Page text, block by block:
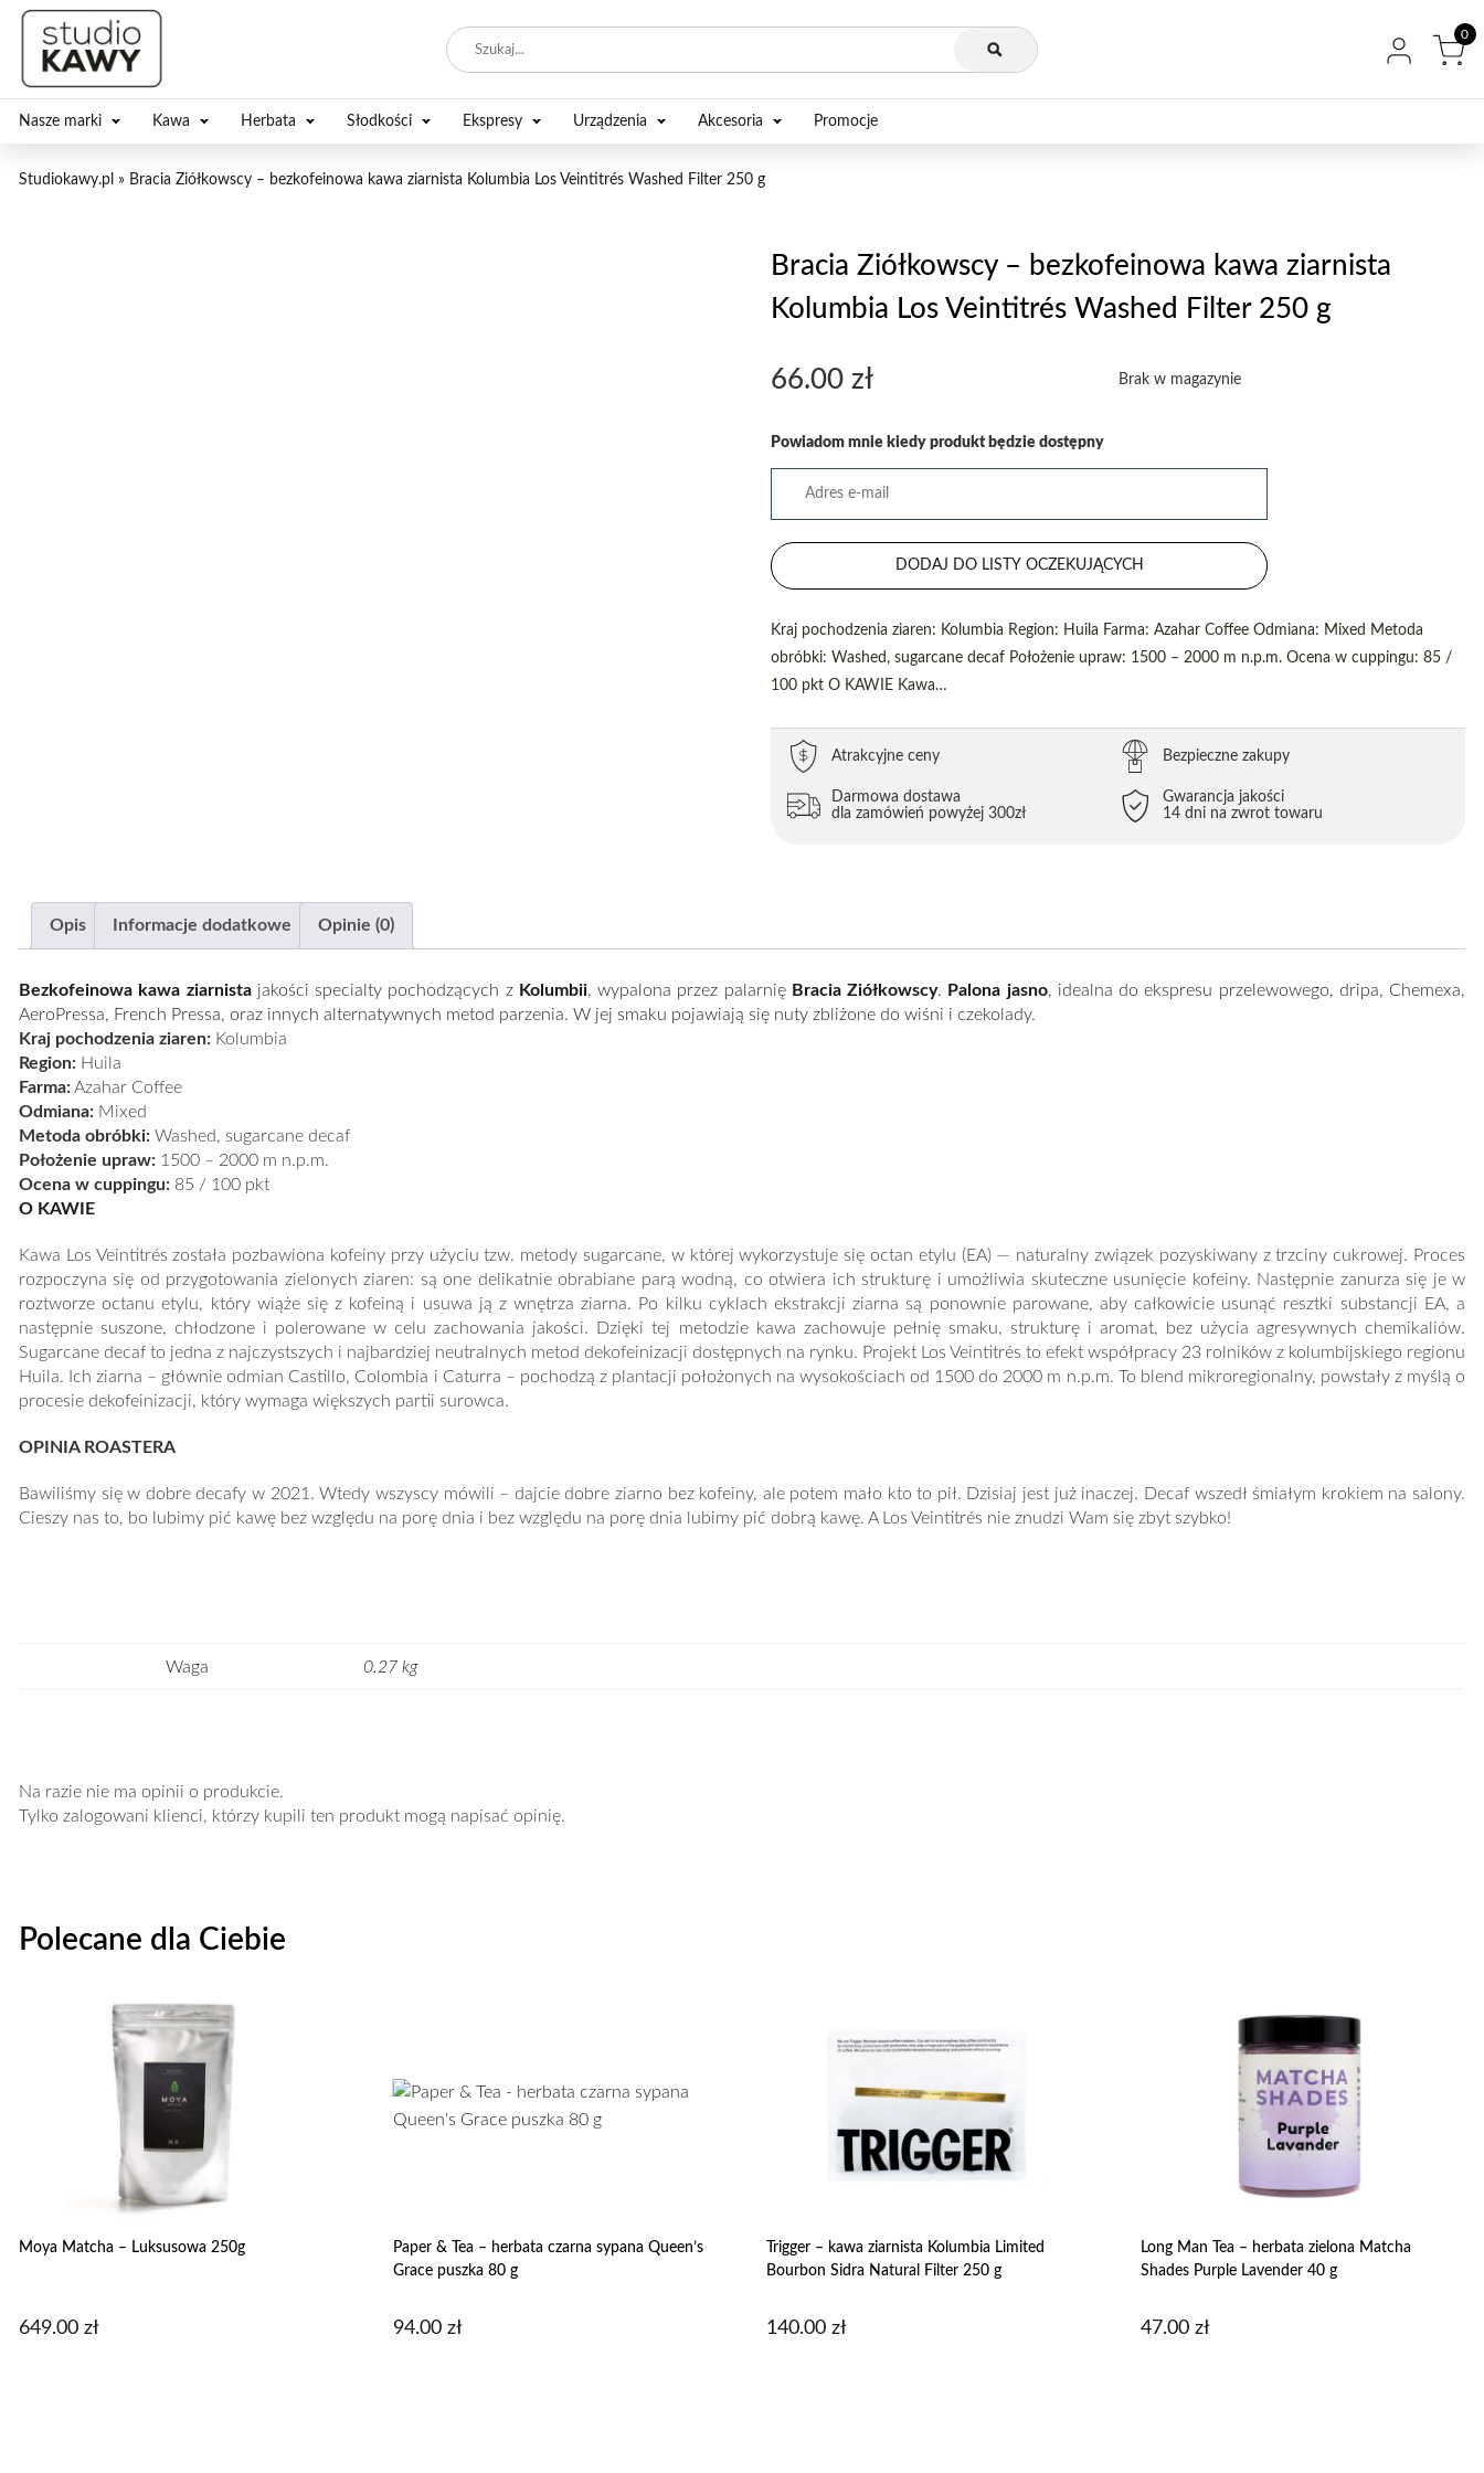
0
Nasze marki Kawa Herbata Słodkości Ekspresy Urządzenia Akcesoria Promocje
Studiokawy.pl » Bracia Ziółkowscy – bezkofeinowa kawa ziarnista Kolumbia Los Veintitrés Washed Filter 250 g
Bracia Ziółkowscy – bezkofeinowa kawa ziarnista
Kolumbia Los Veintitrés Washed Filter 250 g
66.00zł Brak w magazynie
Powiadom mnie kiedy produkt będzie dostępny
DODAJ DO LISTY OCZEKUJĄCYCH
Kraj pochodzenia ziaren: Kolumbia Region: Huila Farma: Azahar Coffee Odmiana: Mixed Metoda
obróbki: Washed, sugarcane decaf Położenie upraw: 1500 – 2000 m n.p.m. Ocena w cuppingu: 85 /
100 pkt O KAWIE Kawa…
Atrakcyjne ceny Bezpieczne zakupy
Darmowa dostawa
dla zamówień powyżej 300zł
Gwarancja jakości
14 dni na zwrot towaru
Opis Informacje dodatkowe Opinie (0)
Bezkofeinowa kawa ziarnista jakości specialty pochodzących z Kolumbii, wypalona przez palarnię Bracia Ziółkowscy. Palona jasno, idealna do ekspresu przelewowego, dripa, Chemexa,
AeroPressa, French Pressa, oraz innych alternatywnych metod parzenia. W jej smaku pojawiają się nuty zbliżone do wiśni i czekolady.
Kraj pochodzenia ziaren: Kolumbia
Region: Huila
Farma:Azahar Coffee
Odmiana: Mixed
Metoda obróbki: Washed, sugarcane decaf
Położenie upraw: 1500 – 2000 m n.p.m.
Ocena w cuppingu: 85 / 100 pkt
O KAWIE
Kawa Los Veintitrés została pozbawiona kofeiny przy użyciu tzw. metody sugarcane, w której wykorzystuje się octan etylu (EA) — naturalny związek pozyskiwany z trzciny cukrowej. Proces
rozpoczyna się od przygotowania zielonych ziaren: są one delikatnie obrabiane parą wodną, co otwiera ich strukturę i umożliwia skuteczne usunięcie kofeiny. Następnie zanurza się je w
roztworze octanu etylu, który wiąże się z kofeiną i usuwa ją z wnętrza ziarna. Po kilku cyklach ekstrakcji ziarna są ponownie parowane, aby całkowicie usunąć resztki substancji EA, a
następnie suszone, chłodzone i polerowane w celu zachowania jakości. Dzięki tej metodzie kawa zachowuje pełnię smaku, strukturę i aromat, bez użycia agresywnych chemikaliów.
Sugarcane decaf to jedna z najczystszych i najbardziej neutralnych metod dekofeinizacji dostępnych na rynku. Projekt Los Veintitrés to efekt współpracy 23 rolników z kolumbijskiego regionu
Huila. Ich ziarna – głównie odmian Castillo, Colombia i Caturra – pochodzą z plantacji położonych na wysokościach od 1500 do 2000 m n.p.m. To blend mikroregionalny, powstały z myślą o
procesie dekofeinizacji, który wymaga większych partii surowca.
OPINIA ROASTERA
Bawiliśmy się w dobre decafy w 2021. Wtedy wszyscy mówili – dajcie dobre ziarno bez kofeiny, ale potem mało kto to pił. Dzisiaj jest już inaczej. Decaf wszedł śmiałym krokiem na salony.
Cieszy nas to, bo lubimy pić kawę bez względu na porę dnia i bez względu na porę dnia lubimy pić dobrą kawę. A Los Veintitrés nie znudzi Wam się zbyt szybko!
Waga 0.27 kg
Na razie nie ma opinii o produkcie.
Tylko zalogowani klienci, którzy kupili ten produkt mogą napisać opinię.
Polecane dla Ciebie
Moya Matcha – Luksusowa 250g
649.00 zł
Paper & Tea – herbata czarna sypana Queen’s
Grace puszka 80 g
94.00 zł
Trigger – kawa ziarnista Kolumbia Limited
Bourbon Sidra Natural Filter 250 g
140.00zł
Long Man Tea – herbata zielona Matcha
Shades Purple Lavender 40 g
47.00 zł